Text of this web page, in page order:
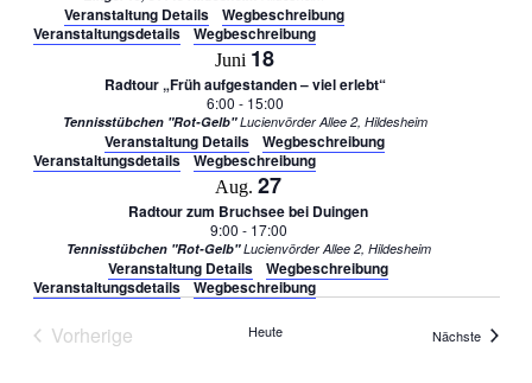
Veranstaltung Details
Wegbeschreibung
Veranstaltungsdetails
Wegbeschreibung
Juni 18
Radtour „Früh aufgestanden – viel erlebt“
6:00 - 15:00
Tennisstübchen "Rot-Gelb" Lucienvörder Allee 2, Hildesheim
Veranstaltung Details
Wegbeschreibung
Veranstaltungsdetails
Wegbeschreibung
Aug. 27
Radtour zum Bruchsee bei Duingen
9:00 - 17:00
Tennisstübchen "Rot-Gelb" Lucienvörder Allee 2, Hildesheim
Veranstaltung Details
Wegbeschreibung
Veranstaltungsdetails
Wegbeschreibung
Vorherige
Heute Nächste